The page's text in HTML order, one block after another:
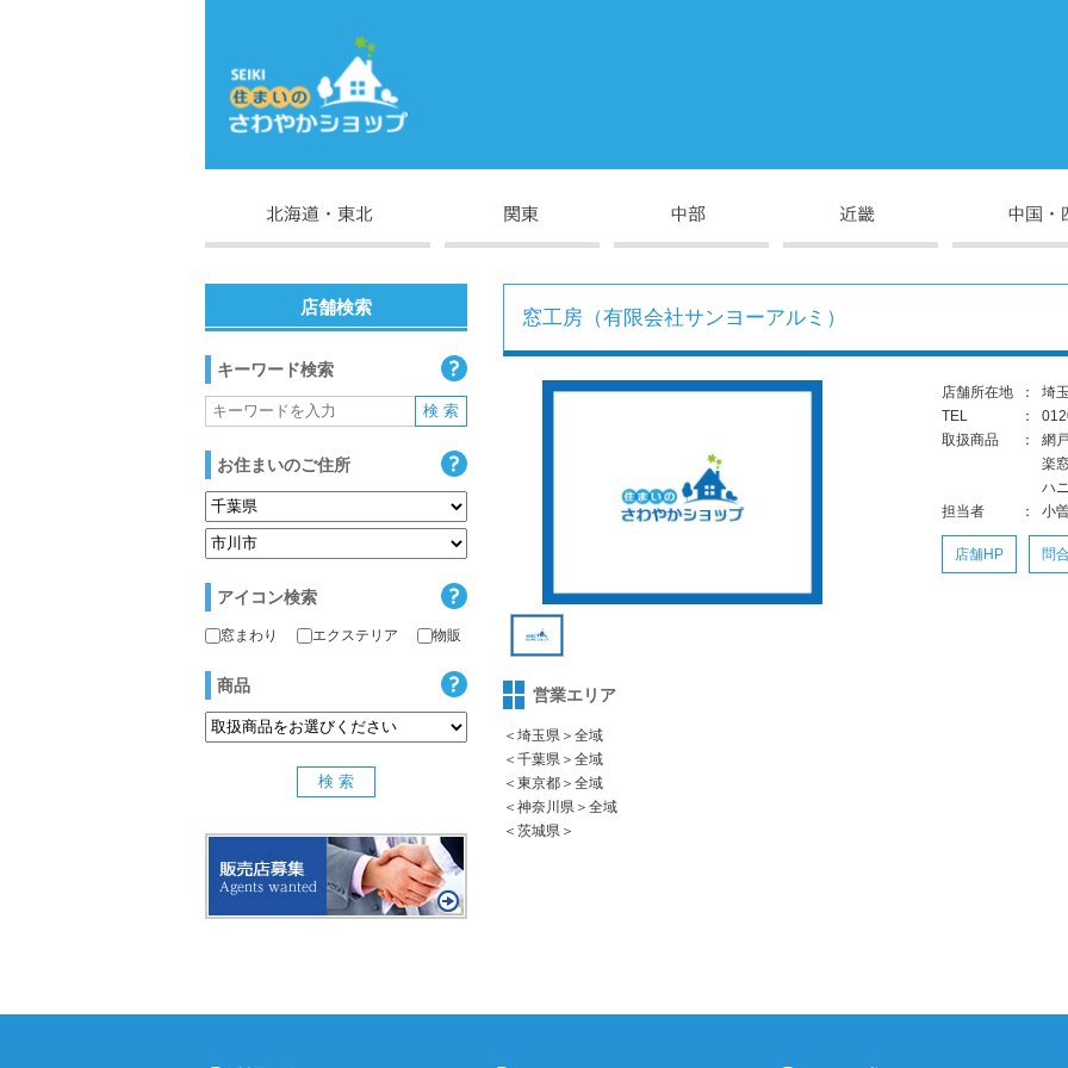
窓工房（有限会社サンヨーアルミ）
店舗所在地 ：
埼
TEL
：
取扱商品
：
網
楽
ハ
担当者
： 小
店舗HP 問
営業エリア
＜埼玉県＞全域
＜千葉県＞全域
＜東京都＞全域
＜神奈川県＞全域
＜茨城県＞
店舗検索
キーワード検索
お住まいのご住所
アイコン検索
窓まわり エクステリア 物販
商品